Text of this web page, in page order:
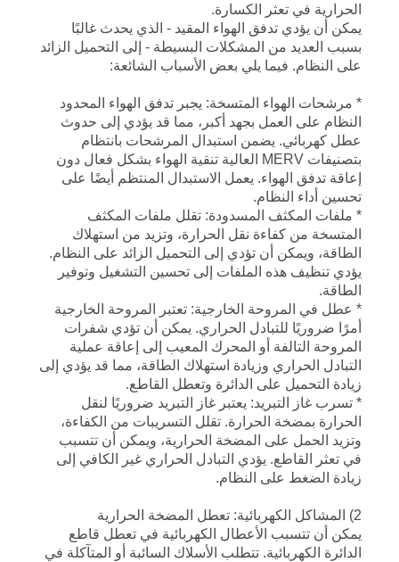
الحرارية في تعثر الكسارة.
يمكن أن يؤدي تدفق الهواء المقيد - الذي يحدث غالبًا
بسبب العديد من المشكلات البسيطة - إلى التحميل الزائد
على النظام. فيما يلي بعض الأسباب الشائعة:
* مرشحات الهواء المتسخة: يجبر تدفق الهواء المحدود
النظام على العمل بجهد أكبر، مما قد يؤدي إلى حدوث
عطل كهربائي. يضمن استبدال المرشحات بانتظام
بتصنيفات MERV العالية تنقية الهواء بشكل فعال دون
إعاقة تدفق الهواء. يعمل الاستبدال المنتظم أيضًا على
تحسين أداء النظام.
* ملفات المكثف المسدودة: تقلل ملفات المكثف
المتسخة من كفاءة نقل الحرارة، وتزيد من استهلاك
الطاقة، ويمكن أن تؤدي إلى التحميل الزائد على النظام.
يؤدي تنظيف هذه الملفات إلى تحسين التشغيل وتوفير
الطاقة.
* عطل في المروحة الخارجية: تعتبر المروحة الخارجية
أمرًا ضروريًا للتبادل الحراري. يمكن أن تؤدي شفرات
المروحة التالفة أو المحرك المعيب إلى إعاقة عملية
التبادل الحراري وزيادة استهلاك الطاقة، مما قد يؤدي إلى
زيادة التحميل على الدائرة وتعطل القاطع.
* تسرب غاز التبريد: يعتبر غاز التبريد ضروريًا لنقل
الحرارة بمضخة الحرارة. تقلل التسريبات من الكفاءة،
وتزيد الحمل على المضخة الحرارية، ويمكن أن تتسبب
في تعثر القاطع. يؤدي التبادل الحراري غير الكافي إلى
زيادة الضغط على النظام.
2) المشاكل الكهربائية: تعطل المضخة الحرارية
يمكن أن تتسبب الأعطال الكهربائية في تعطل قاطع
الدائرة الكهربائية. تتطلب الأسلاك السائبة أو المتآكلة في